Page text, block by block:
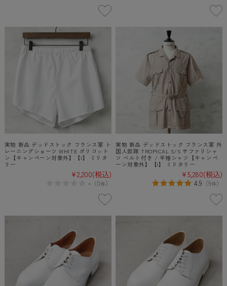
実物 新品 デッドストック フランス軍 ト
レーニングショーツ WHITE ポリコット
ン【キャンペーン対象外】【I】 ミリタ
リー
¥2,200(税込)
-（0件）
実物 新品 デッドストック フランス軍 外
国人部隊 TROPICAL S/S サファリシャ
ツ ベルト付き / 半袖シャツ【キャンペ
ーン対象外】【I】 ミリタリー
¥5,280(税込)
4.9 （9件）